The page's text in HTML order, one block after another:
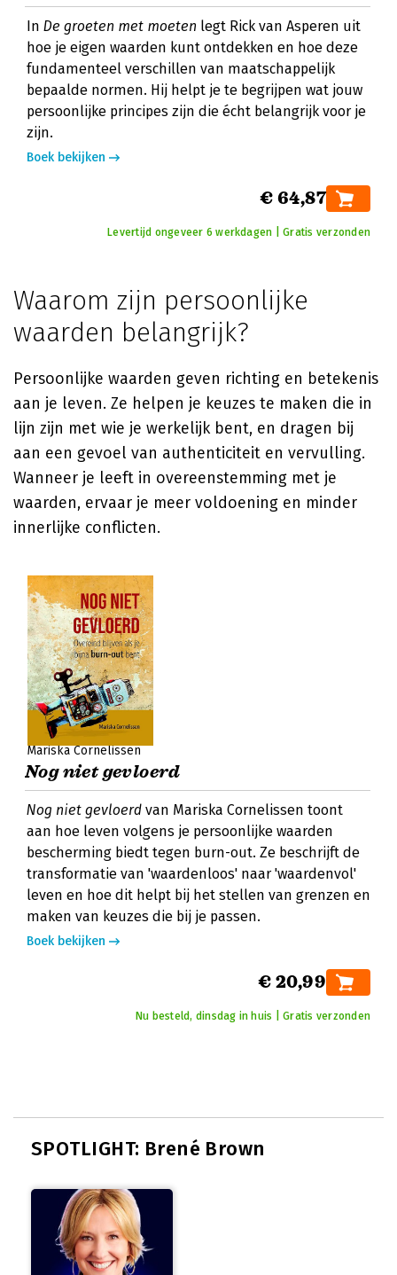
In De groeten met moeten legt Rick van Asperen uit
hoe je eigen waarden kunt ontdekken en hoe deze
fundamenteel verschillen van maatschappelijk
bepaalde normen. Hij helpt je te begrijpen wat jouw
persoonlijke principes zijn die écht belangrijk voor je
zijn.
Boek bekijken
€ 64,87
Levertijd ongeveer 6 werkdagen | Gratis verzonden
Waarom zijn persoonlijke
waarden belangrijk?
Persoonlijke waarden geven richting en betekenis
aan je leven. Ze helpen je keuzes te maken die in
lijn zijn met wie je werkelijk bent, en dragen bij
aan een gevoel van authenticiteit en vervulling.
Wanneer je leeft in overeenstemming met je
waarden, ervaar je meer voldoening en minder
innerlijke conflicten.
Mariska Cornelissen
Nog niet gevloerd
Nog niet gevloerd van Mariska Cornelissen toont
aan hoe leven volgens je persoonlijke waarden
bescherming biedt tegen burn-out. Ze beschrijft de
transformatie van 'waardenloos' naar 'waardenvol'
leven en hoe dit helpt bij het stellen van grenzen en
maken van keuzes die bij je passen.
Boek bekijken
€ 20,99
Nu besteld, dinsdag in huis | Gratis verzonden
SPOTLIGHT: Brené Brown